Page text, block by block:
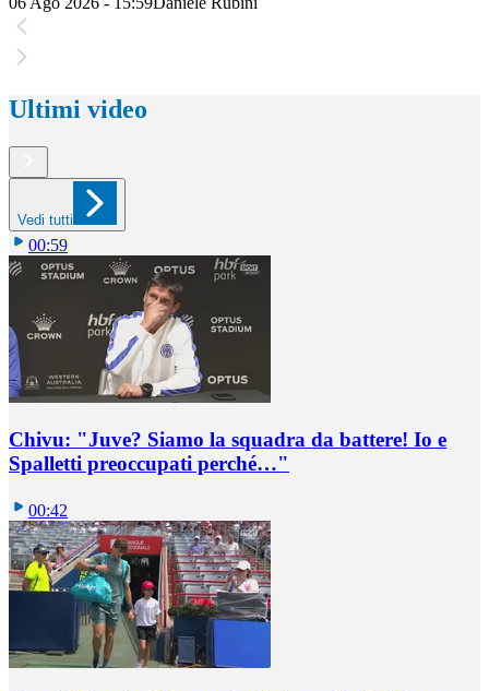
Ultimi video
Vedi tutti
00:59
Chivu: "Juve? Siamo la squadra da battere! Io e
Spalletti preoccupati perché…"
00:42